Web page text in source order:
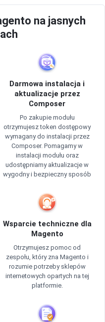
na jasnych
Darmowa instalacja i
aktualizacje przez
Composer
Po zakupie modułu
otrzymujesz token dostępowy
wymagany do instalacji przez
Composer. Pomagamy w
instalacji modułu oraz
udostępniamy aktualizacje w
wygodny i bezpieczny sposób
Wsparcie techniczne dla
Magento
Otrzymujesz pomoc od
zespołu, który zna Magento i
rozumie potrzeby sklepów
internetowych opartych na tej
platformie.